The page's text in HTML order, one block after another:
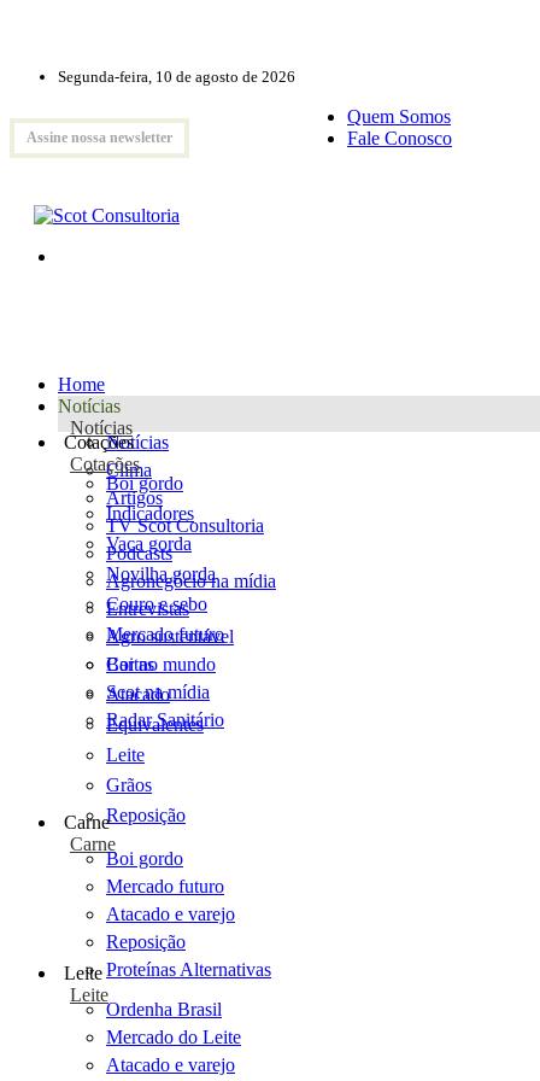
Segunda-feira, 10 de agosto de 2026
Assine nossa newsletter
Quem Somos
Fale Conosco
Home
Notícias
Notícias
Notícias
Clima
Artigos
TV Scot Consultoria
Podcasts
Agronegócio na mídia
Entrevistas
Agro sustentável
Cartas
Scot na mídia
Radar Sanitário
Cotações
Cotações
Boi gordo
Indicadores
Vaca gorda
Novilha gorda
Couro e sebo
Mercado futuro
Boi no mundo
Atacado
Equivalentes
Leite
Grãos
Reposição
Carne
Carne
Boi gordo
Mercado futuro
Atacado e varejo
Reposição
Proteínas Alternativas
Leite
Leite
Ordenha Brasil
Mercado do Leite
Atacado e varejo